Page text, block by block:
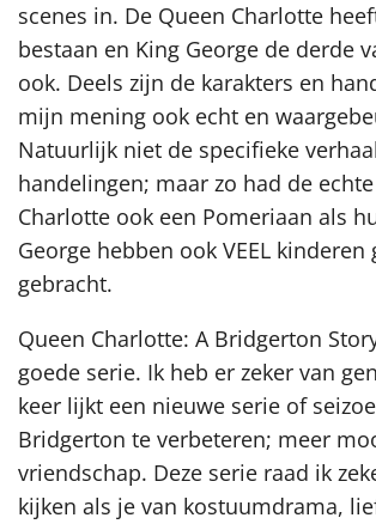
scenes in. De Queen Charlotte
bestaan en King George de derde
ook. Deels zijn de karakters en
mijn mening ook echt en
Natuurlijk niet de specifieke
handelingen; maar zo had de
Charlotte ook een Pomeriaan als
George hebben ook VEEL kinderen
gebracht.
Queen Charlotte: A Bridgerton
goede serie. Ik heb er zeker van
keer lijkt een nieuwe serie of
Bridgerton te verbeteren; meer
vriendschap. Deze serie raad ik
kijken als je van kostuumdrama,